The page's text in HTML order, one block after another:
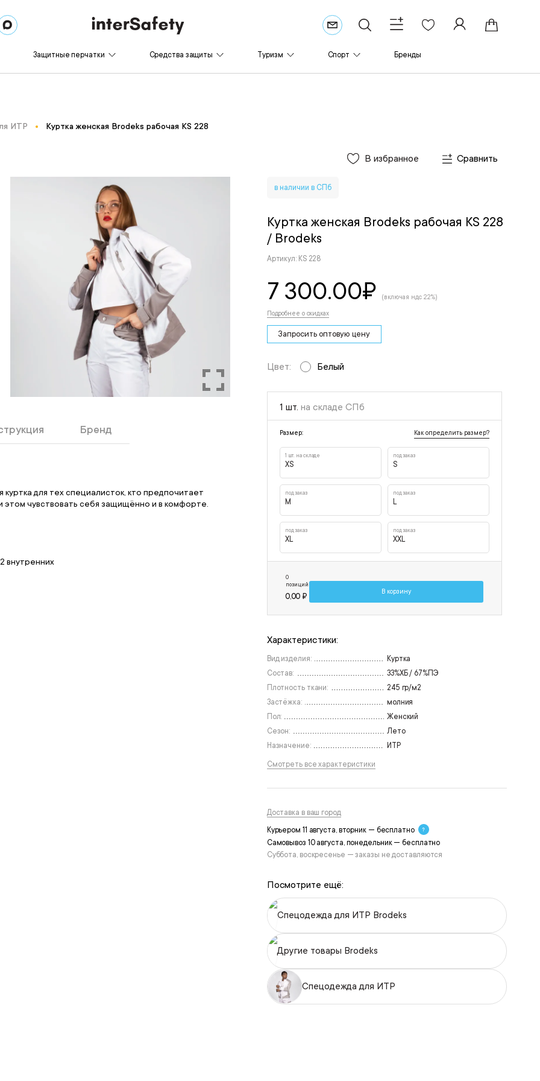
Защитные перчатки Средства защиты Туризм Спорт Бренды
ИТР Куртка женская Brodeks рабочая KS 228
В избранное Сравнить
Бренд
куртка для тех специалисток, кто предпочитает
чувствовать себя защищённо и в комфорте.
внутренних
в наличии в СПб
Куртка женская Brodeks рабочая KS 228
/ Brodeks
Артикул: KS 228
7 300.00₽ (включая ндс 22%)
Подробнее о скидках
Запросить оптовую цену
Цвет: Белый
1 шт. на складе СПб
Размер: Как определить размер?
1 шт. на складе
XS
под заказ
S
под заказ
M
под заказ
L
под заказ
XL
под заказ
XXL
0
позиций
0,00 ₽
В корзину
Характеристики:
Вид изделия:
Куртка
Состав:
33%ХБ / 67%ПЭ
Плотность ткани:
245 гр/м2
Застёжка:
молния
Пол:
Женский
Сезон:
Лето
Назначение:
ИТР
Смотреть все характеристики
Доставка в ваш город
Курьером 11 августа, вторник — бесплатно
Самовывоз 10 августа, понедельник — бесплатно
Суббота, воскресенье — заказы не доставляются
Посмотрите ещё:
Спецодежда для ИТР Brodeks
Другие товары Brodeks
Спецодежда для ИТР